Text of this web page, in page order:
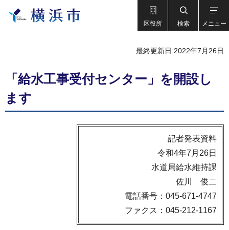
区役所 検索 メニュー
最終更新日 2022年7月26日
「給水工事受付センター」を開設し
ます
記者発表資料
令和4年7月26日
水道局給水維持課
佐川 俊二
電話番号：045-671-4747
ファクス：045-212-1167